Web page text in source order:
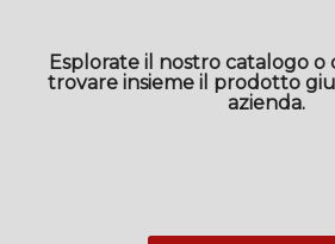
Esplorate il nostro catalogo
trovare insieme il prodotto
azienda.